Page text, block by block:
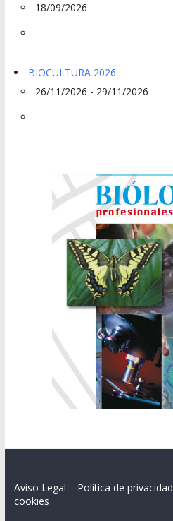
18/09/2026
BIOCULTURA 2026
26/11/2026 - 29/11/2026
Aviso Legal – Política de privacidad
cookies